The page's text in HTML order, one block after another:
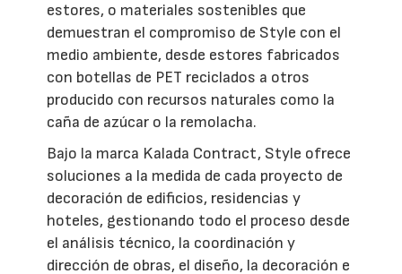
estores, o materiales sostenibles que
demuestran el compromiso de Style con el
medio ambiente, desde estores fabricados
con botellas de PET reciclados a otros
producido con recursos naturales como la
caña de azúcar o la remolacha.
Bajo la marca Kalada Contract, Style ofrece
soluciones a la medida de cada proyecto de
decoración de edificios, residencias y
hoteles, gestionando todo el proceso desde
el análisis técnico, la coordinación y
dirección de obras, el diseño, la decoración e